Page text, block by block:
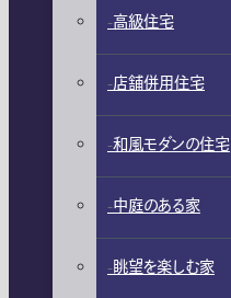
高級住宅
店舗併用住宅
和風モダンの住宅
中庭のある家
眺望を楽しむ家